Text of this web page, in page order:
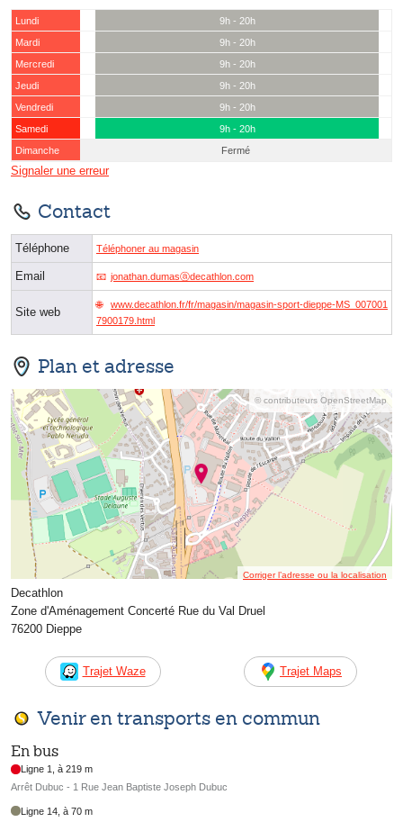
Lundi
9h - 20h
Mardi
9h - 20h
Mercredi
9h - 20h
Jeudi
9h - 20h
Vendredi
9h - 20h
Samedi
9h - 20h
Dimanche
Fermé
Signaler une erreur
Contact
Téléphone Téléphoner au magasin
Email jonathan.dumasⓐdecathlon.com
Site web
www.decathlon.fr/fr/magasin/magasin-sport-dieppe-MS_007001
7900179.html
Plan et adresse
© contributeurs OpenStreetMap
Corriger l’adresse ou la localisation
Decathlon
Zone d'Aménagement Concerté Rue du Val Druel
76200 Dieppe
Trajet Waze Trajet Maps
Venir en transports en commun
En bus
Ligne 1, à 219 m
Arrêt Dubuc - 1 Rue Jean Baptiste Joseph Dubuc
Ligne 14, à 70 m